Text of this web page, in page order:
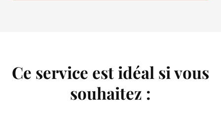
Ce service est idéal si vous
souhaitez :